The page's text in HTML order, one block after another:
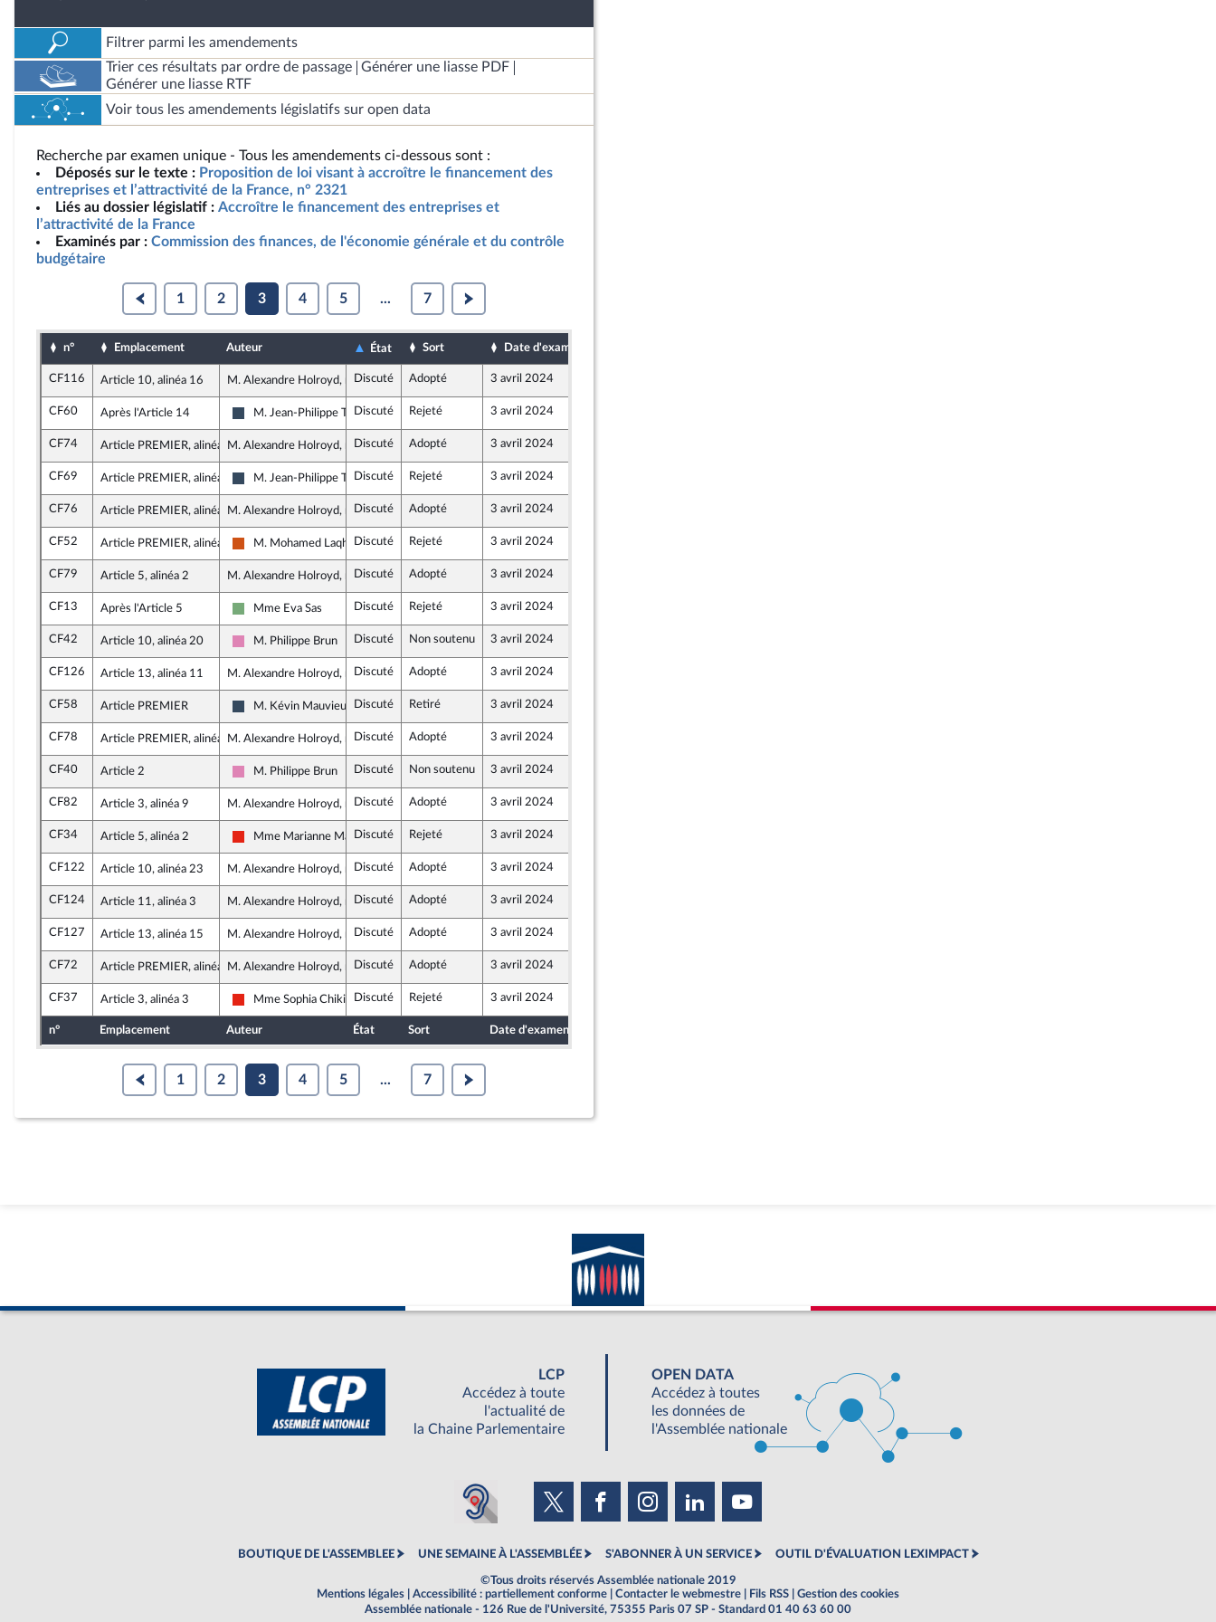
Filtrer parmi les amendements
Trier ces résultats par ordre de passage
Générer une liasse PDF
Générer une liasse RTF
Voir tous les amendements législatifs sur open data
Recherche par examen unique - Tous les amendements ci-dessous sont :
Déposés sur le texte : Proposition de loi visant à accroître le financement des
entreprises et l’attractivité de la France, n° 2321
Liés au dossier législatif : Accroître le financement des entreprises et
l’attractivité de la France
Examinés par : Commission des finances, de l'économie générale et du contrôle
budgétaire
1 2 3 4 5 ... 7
n° Emplacement Auteur État Sort Date d'examen
CF116 Article 10, alinéa 16 M. Alexandre Holroyd, rapporteur
Discuté Adopté 3 avril 2024
CF60 Après l'Article 14
Rassemblement National
M. Jean-Philippe Tanguy
Discuté Rejeté 3 avril 2024
CF74 Article PREMIER, alinéa 11M. Alexandre Holroyd, rapporteur
Discuté Adopté 3 avril 2024
CF69 Article PREMIER, alinéa 12
Rassemblement National
M. Jean-Philippe Tanguy
Discuté Rejeté 3 avril 2024
CF76 Article PREMIER, alinéa 12M. Alexandre Holroyd, rapporteur
Discuté Adopté 3 avril 2024
CF52 Article PREMIER, alinéa 21
Démocrate (MoDem et Indépendants)
M. Mohamed LaqhilaDiscuté Rejeté 3 avril 2024
CF79 Article 5, alinéa 2 M. Alexandre Holroyd, rapporteur
Discuté Adopté 3 avril 2024
CF13 Après l'Article 5
Écologiste - NUPES
Mme Eva Sas Discuté Rejeté 3 avril 2024
CF42 Article 10, alinéa 20
Socialistes et apparentés
M. Philippe Brun Discuté Non soutenu 3 avril 2024
CF126 Article 13, alinéa 11 M. Alexandre Holroyd, rapporteur
Discuté Adopté 3 avril 2024
CF58 Article PREMIER
Rassemblement National
M. Kévin Mauvieux Discuté Retiré 3 avril 2024
CF78 Article PREMIER, alinéa 16M. Alexandre Holroyd, rapporteur
Discuté Adopté 3 avril 2024
CF40 Article 2
Socialistes et apparentés
M. Philippe Brun Discuté Non soutenu 3 avril 2024
CF82 Article 3, alinéa 9 M. Alexandre Holroyd, rapporteur
Discuté Adopté 3 avril 2024
CF34 Article 5, alinéa 2
La France insoumise - Nouvelle Union Populaire écologique et sociale
Mme Marianne MaximiDiscuté Rejeté 3 avril 2024
CF122 Article 10, alinéa 23 M. Alexandre Holroyd, rapporteur
Discuté Adopté 3 avril 2024
CF124 Article 11, alinéa 3 M. Alexandre Holroyd, rapporteur
Discuté Adopté 3 avril 2024
CF127 Article 13, alinéa 15 M. Alexandre Holroyd, rapporteur
Discuté Adopté 3 avril 2024
CF72 Article PREMIER, alinéa 10M. Alexandre Holroyd, rapporteur
Discuté Adopté 3 avril 2024
CF37 Article 3, alinéa 3
La France insoumise - Nouvelle Union Populaire écologique et sociale
Mme Sophia ChikirouDiscuté Rejeté 3 avril 2024
n° Emplacement Auteur État Sort Date d'examen
1 2 3 4 5 ... 7
LCP
Accédez à toute
l'actualité de
la Chaine Parlementaire
OPEN DATA
Accédez à toutes
les données de
l'Assemblée nationale
BOUTIQUE DE L'ASSEMBLEE UNE SEMAINE À L'ASSEMBLÉE S'ABONNER À UN SERVICE OUTIL D'ÉVALUATION LEXIMPACT
©Tous droits réservés Assemblée nationale 2019
Mentions légales
Accessibilité : partiellement conforme Contacter le webmestre Fils RSS
Gestion des cookies
Assemblée nationale - 126 Rue de l'Université, 75355 Paris 07 SP - Standard 01 40 63 60 00